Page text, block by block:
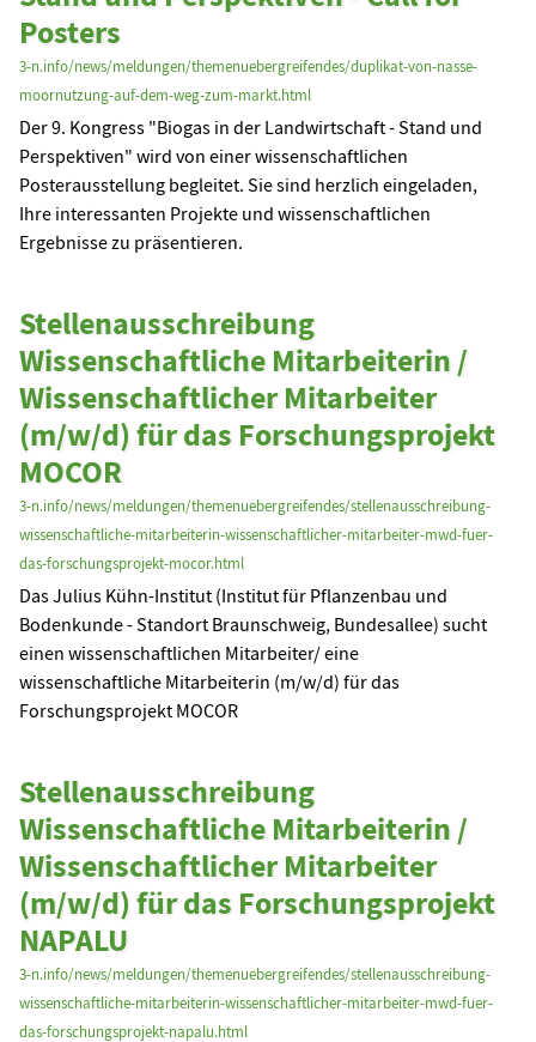
Posters
3-n.info/news/meldungen/themenuebergreifendes/duplikat-von-nasse-
moornutzung-auf-dem-weg-zum-markt.html
Der 9. Kongress "Biogas in der Landwirtschaft - Stand und
Perspektiven" wird von einer wissenschaftlichen
Posterausstellung begleitet. Sie sind herzlich eingeladen,
Ihre interessanten Projekte und wissenschaftlichen
Ergebnisse zu präsentieren.
Stellenausschreibung
Wissenschaftliche Mitarbeiterin /
Wissenschaftlicher Mitarbeiter
(m/w/d) für das Forschungsprojekt
MOCOR
3-n.info/news/meldungen/themenuebergreifendes/stellenausschreibung-
wissenschaftliche-mitarbeiterin-wissenschaftlicher-mitarbeiter-mwd-fuer-
das-forschungsprojekt-mocor.html
Das Julius Kühn-Institut (Institut für Pflanzenbau und
Bodenkunde - Standort Braunschweig, Bundesallee) sucht
einen wissenschaftlichen Mitarbeiter/ eine
wissenschaftliche Mitarbeiterin (m/w/d) für das
Forschungsprojekt MOCOR
Stellenausschreibung
Wissenschaftliche Mitarbeiterin /
Wissenschaftlicher Mitarbeiter
(m/w/d) für das Forschungsprojekt
NAPALU
3-n.info/news/meldungen/themenuebergreifendes/stellenausschreibung-
wissenschaftliche-mitarbeiterin-wissenschaftlicher-mitarbeiter-mwd-fuer-
das-forschungsprojekt-napalu.html